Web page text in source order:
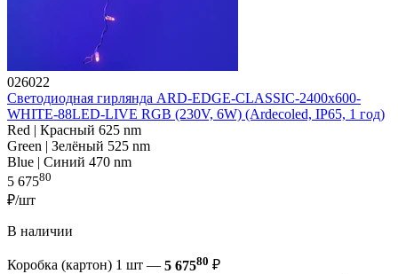
026022
Светодиодная гирлянда ARD-EDGE-CLASSIC-2400x600-
WHITE-88LED-LIVE RGB (230V, 6W) (Ardecoled, IP65, 1 год)
Red | Красный 625 nm
Green | Зелёный 525 nm
Blue | Синий 470 nm
5 67580
₽/шт
В наличии
Коробка (картон) 1 шт — 5 67580 ₽